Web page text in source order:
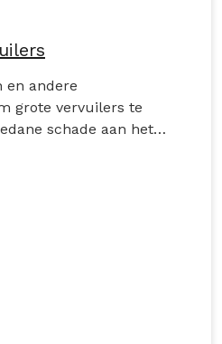
en andere
grote vervuilers te
schade aan het